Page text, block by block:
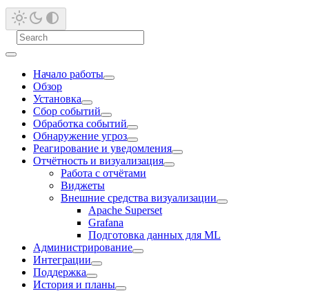
Начало работы
Обзор
Установка
Сбор событий
Обработка событий
Обнаружение угроз
Реагирование и уведомления
Отчётность и визуализация
Работа с отчётами
Виджеты
Внешние средства визуализации
Apache Superset
Grafana
Подготовка данных для ML
Администрирование
Интеграции
Поддержка
История и планы